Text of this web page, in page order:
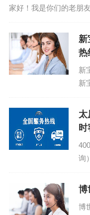
家好！我是你们的老朋
春，但冬天的时候，还
新
热
新
新
太
时
询
话
博
博